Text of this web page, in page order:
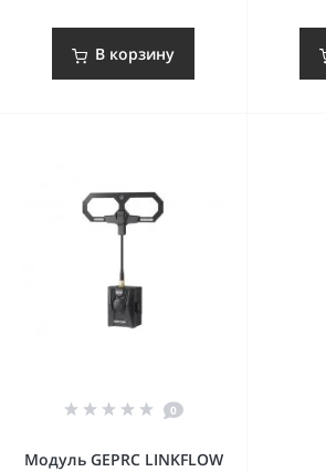
В корзину
0
Модуль GEPRC LINKFLOW